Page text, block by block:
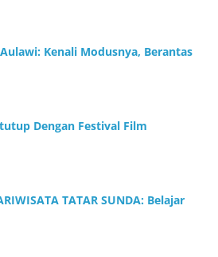
Kenali Modusnya, Berantas
Dengan Festival Film
TATAR SUNDA: Belajar